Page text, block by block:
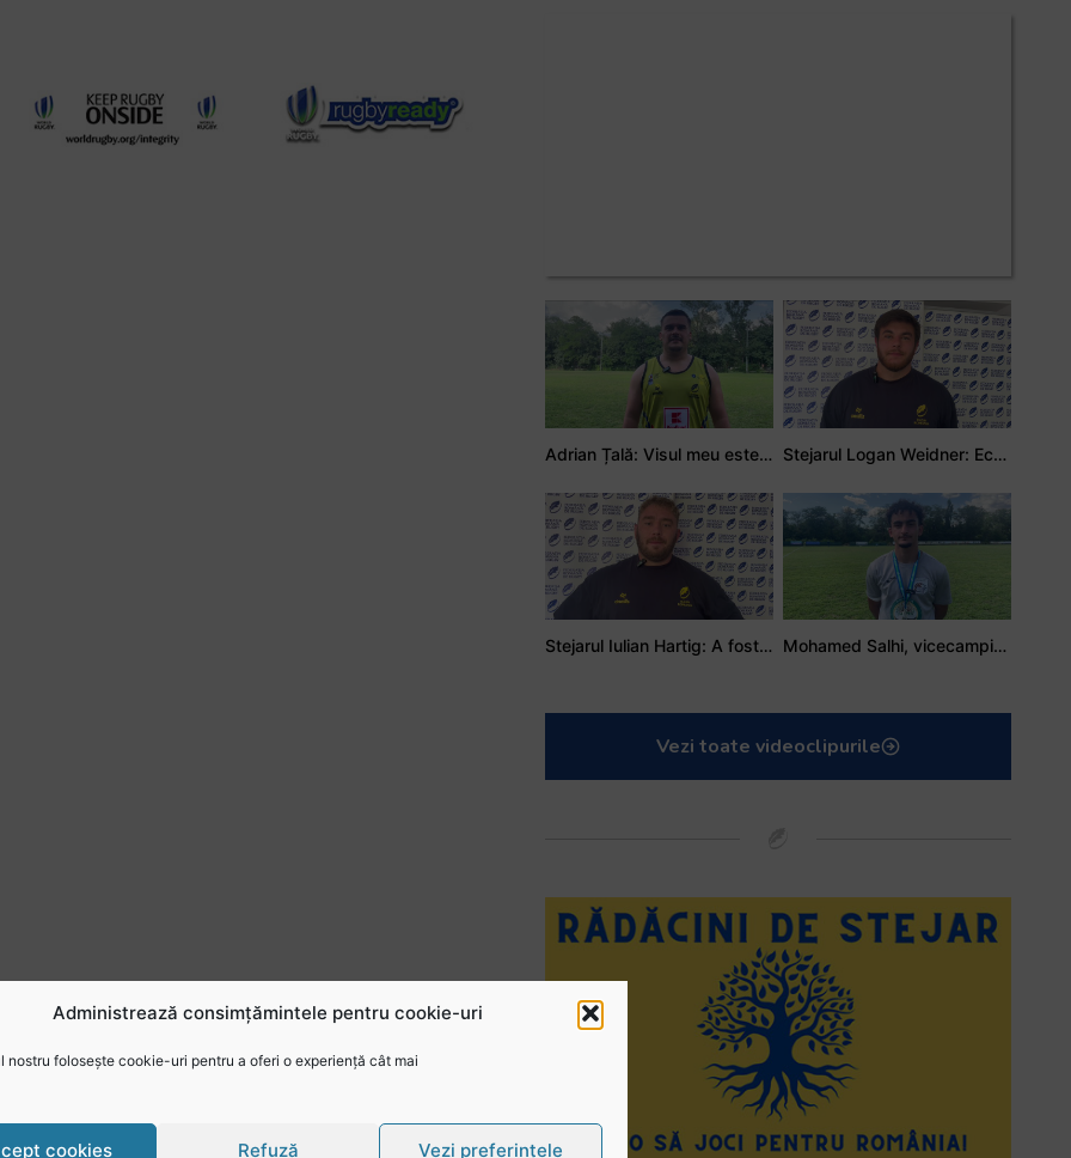
Administrează consimțămintele pentru cookie-uri
nostru folosește cookie-uri pentru a oferi o experiență cât mai
cookies Refuză Vezi preferințele
Adrian Țală: Visul meu este să debutez pentru România Stejarul Logan Weidner: Echipa a muncit mult, iar asta se va vedea în meciurile de la Nations Cup
Stejarul Iulian Hartig: A fost un turneu care a unit mai mult echipa Mohamed Salhi, vicecampion național juniori I: Rugby-ul te învață să accepți și înfrângerile
Vezi toate videoclipurile